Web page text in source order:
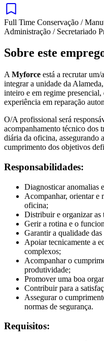
Full Time Conservação /
Administração / Secretariado
Sobre este
A Myforce está a recrutar um/a
integrar a unidade da
inteiro e em regime
experiência em reparação
O/A profissional será
acompanhamento técnico dos
diária da oficina, assegurando
cumprimento dos objetivos
Responsabilidades:
Diagnosticar anomalias
Acompanhar, orientar e
oficina;
Distribuir e organizar as
Gerir a rotina e o
Garantir a qualidade
Apoiar tecnicamente a
complexos;
Acompanhar o
produtividade;
Promover uma boa
Contribuir para a
Assegurar o
normas de segurança.
Requisitos: